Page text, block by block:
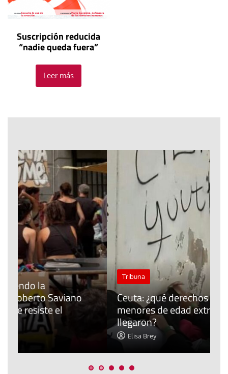
Suscripción reducida
“nadie queda fuera”
Leer más
Tribuna
Ceuta: ¿qué derechos tienen los
menores de edad extranjeros que
llegaron?